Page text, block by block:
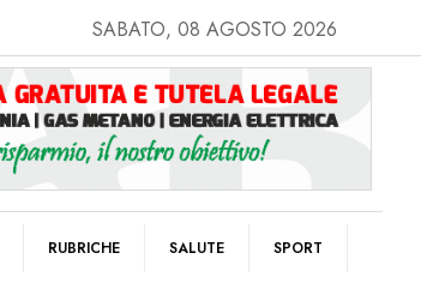
SABATO, 08 AGOSTO 2026
RUBRICHE SALUTE SPORT